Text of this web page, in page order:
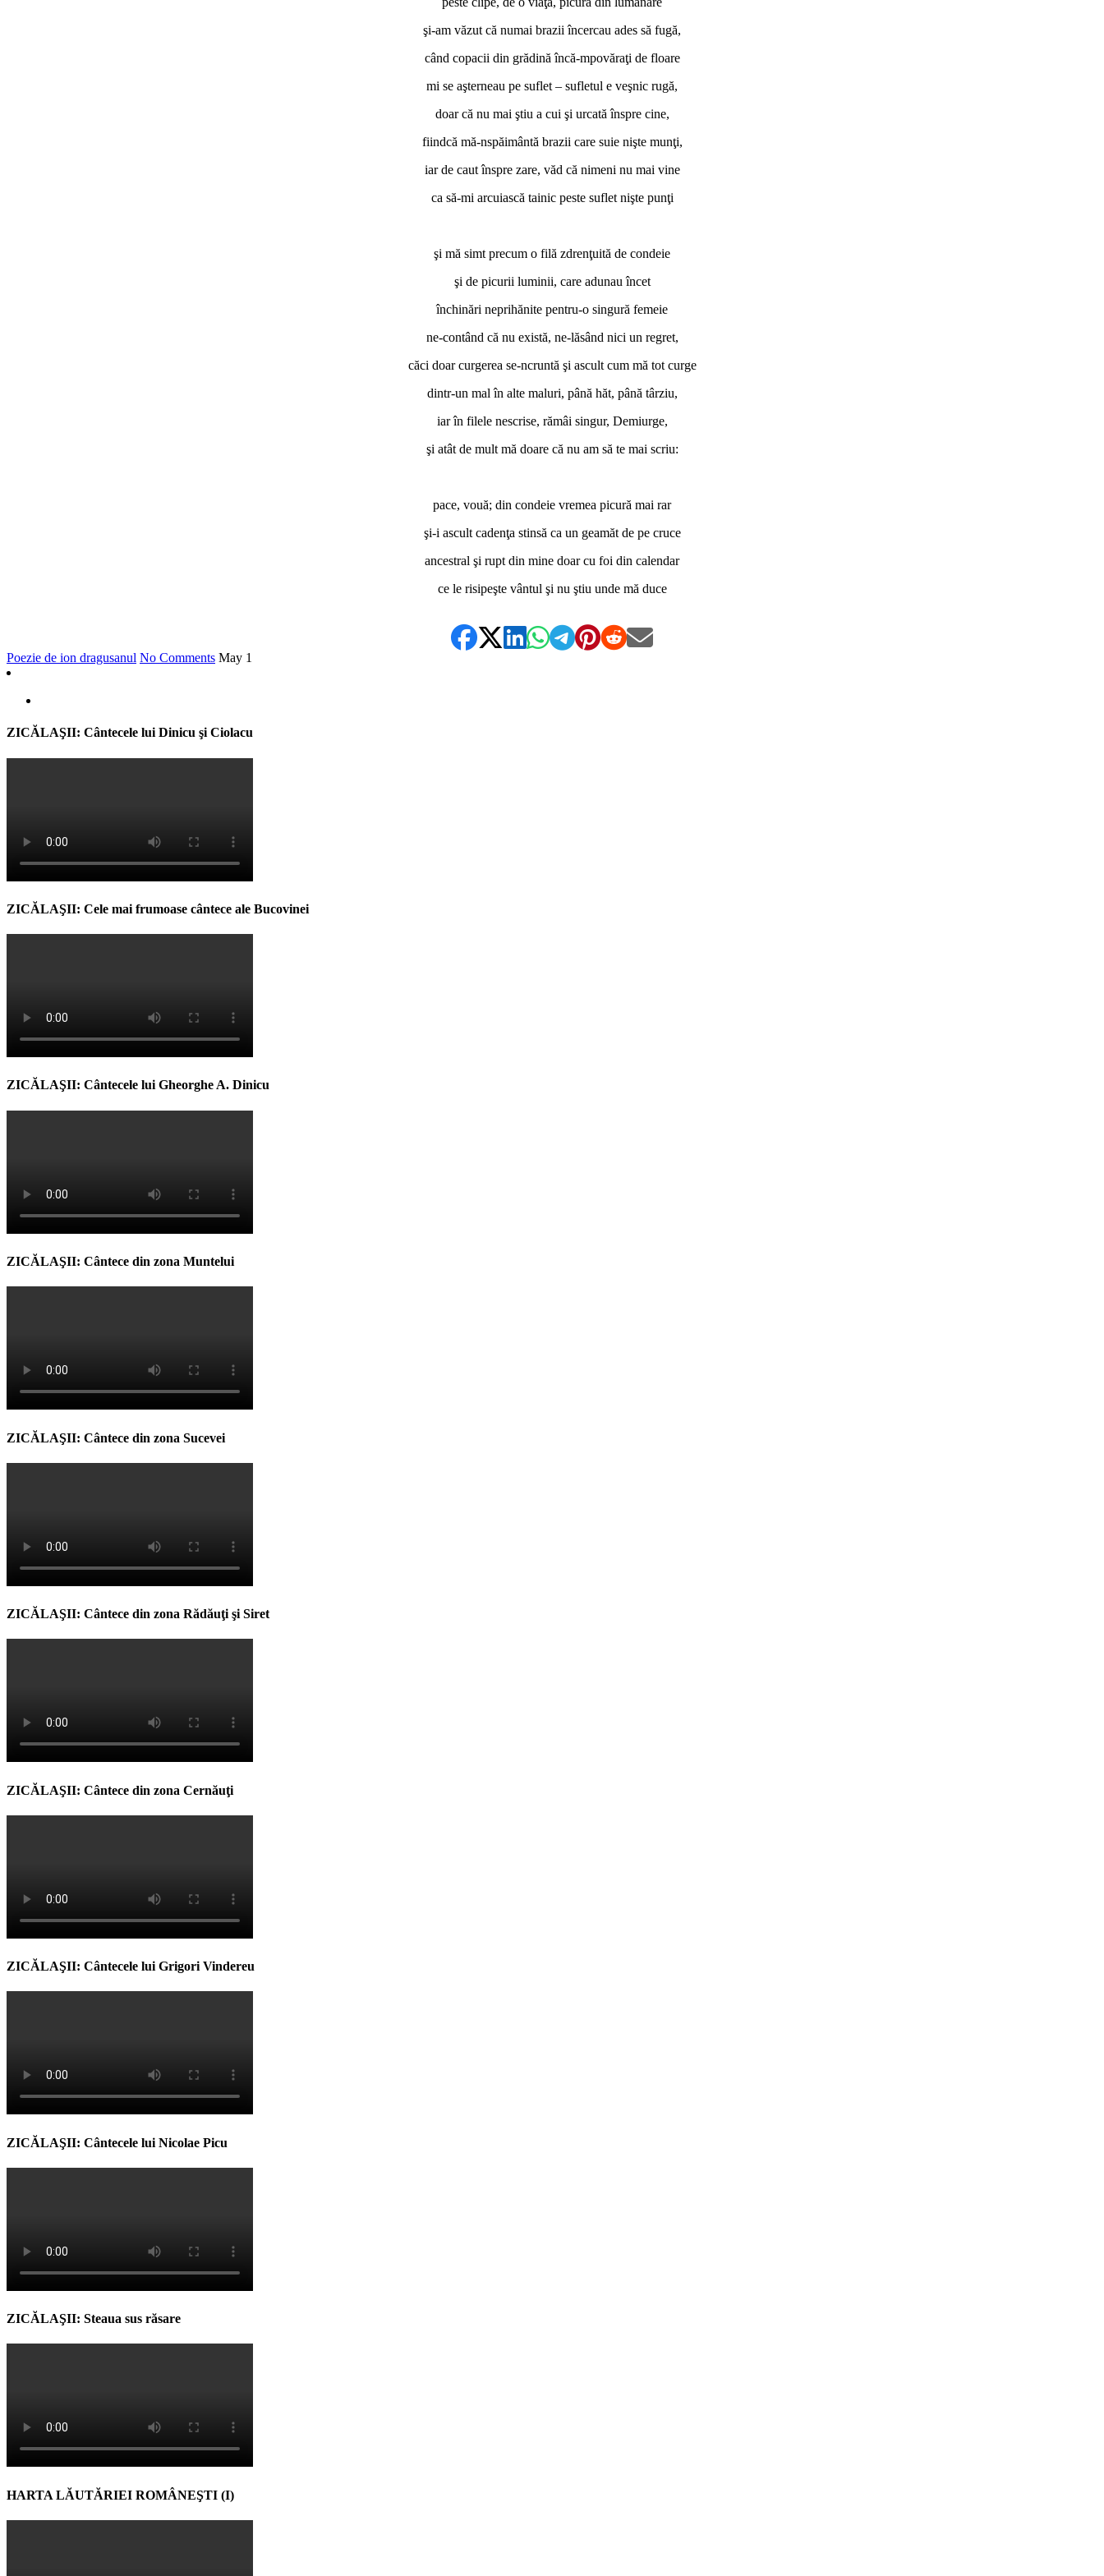
şi-am văzut că numai brazii încercau ades să fugă,
când copacii din grădină încă-mpovăraţi de floare
mi se aşterneau pe suflet – sufletul e veşnic rugă,
doar că nu mai ştiu a cui şi urcată înspre cine,
fiindcă mă-nspăimântă brazii care suie nişte munţi,
iar de caut înspre zare, văd că nimeni nu mai vine
ca să-mi arcuiască tainic peste suflet nişte punţi
şi mă simt precum o filă zdrenţuită de condeie
şi de picurii luminii, care adunau încet
închinări neprihănite pentru-o singură femeie
ne-contând că nu există, ne-lăsând nici un regret,
căci doar curgerea se-ncruntă şi ascult cum mă tot curge
dintr-un mal în alte maluri, până hăt, până târziu,
iar în filele nescrise, rămâi singur, Demiurge,
şi atât de mult mă doare că nu am să te mai scriu:
pace, vouă; din condeie vremea picură mai rar
şi-i ascult cadenţa stinsă ca un geamăt de pe cruce
ancestral şi rupt din mine doar cu foi din calendar
ce le risipeşte vântul şi nu ştiu unde mă duce
Poezie de ion dragusanul No Comments May 1
ZICĂLAŞII: Cântecele lui Dinicu şi Ciolacu
ZICĂLAŞII: Cele mai frumoase cântece ale Bucovinei
ZICĂLAŞII: Cântecele lui Gheorghe A. Dinicu
ZICĂLAŞII: Cântece din zona Muntelui
ZICĂLAŞII: Cântece din zona Sucevei
ZICĂLAŞII: Cântece din zona Rădăuţi şi Siret
ZICĂLAŞII: Cântece din zona Cernăuţi
ZICĂLAŞII: Cântecele lui Grigori Vindereu
ZICĂLAŞII: Cântecele lui Nicolae Picu
ZICĂLAŞII: Steaua sus răsare
HARTA LĂUTĂRIEI ROMÂNEŞTI (I)